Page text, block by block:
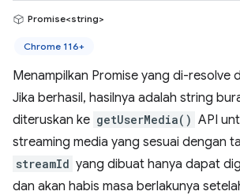
Promise<string>
Chrome 116+
Menampilkan Promise yang di-resolve
Jika berhasil, hasilnya adalah string
diteruskan ke getUserMedia() API
streaming media yang sesuai dengan
streamId yang dibuat hanya dapat
dan akan habis masa berlakunya